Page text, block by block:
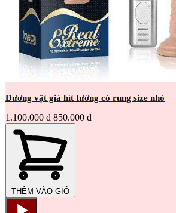
Dương vật giả hít tường có rung size nhỏ
1.100.000 đ 850.000 đ
THÊM VÀO GIỎ